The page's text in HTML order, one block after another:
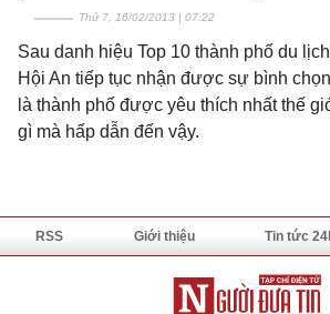
Thứ 7, 16/02/2013 | 07:22
Sau danh hiệu Top 10 thành phố du
Hội An tiếp tục nhận được sự bình
là thành phố được yêu thích nhất thế
gì mà hấp dẫn đến vậy.
RSS Giới thiệu Tin tức